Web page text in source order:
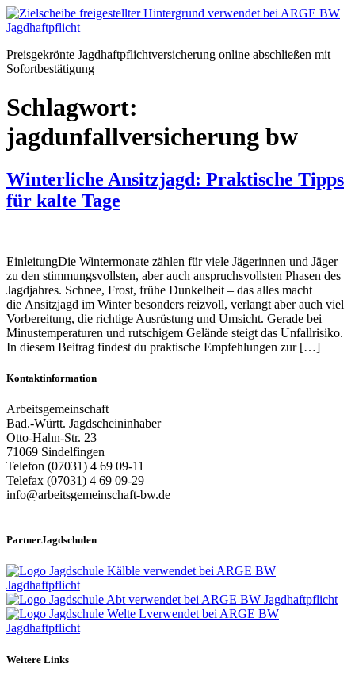
Zum
Inhalt
Preisgekrönte Jagdhaftpflichtversicherung online abschließen mit
Sofortbestätigung
Schlagwort:
jagdunfallversicherung bw
Winterliche Ansitzjagd: Praktische Tipps
für kalte Tage
EinleitungDie Wintermonate zählen für viele Jägerinnen und Jäger
zu den stimmungsvollsten, aber auch anspruchsvollsten Phasen des
Jagdjahres. Schnee, Frost, frühe Dunkelheit – das alles macht
die Ansitzjagd im Winter besonders reizvoll, verlangt aber auch viel
Vorbereitung, die richtige Ausrüstung und Umsicht. Gerade bei
Minustemperaturen und rutschigem Gelände steigt das Unfallrisiko.
In diesem Beitrag findest du praktische Empfehlungen zur […]
Kontaktinformation
Arbeitsgemeinschaft
Bad.-Württ. Jagdscheininhaber
Otto-Hahn-Str. 23
71069 Sindelfingen
Telefon (07031) 4 69 09-11
Telefax (07031) 4 69 09-29
info@arbeitsgemeinschaft-bw.de
PartnerJagdschulen
Weitere Links